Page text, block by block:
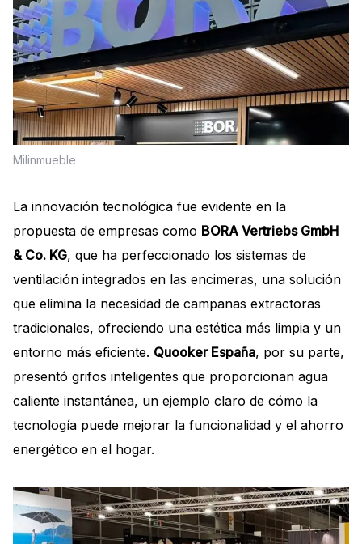
Milinmueble
La innovación tecnológica fue evidente en la
propuesta de empresas como BORA Vertriebs GmbH
& Co. KG, que ha perfeccionado los sistemas de
ventilación integrados en las encimeras, una solución
que elimina la necesidad de campanas extractoras
tradicionales, ofreciendo una estética más limpia y un
entorno más eficiente. Quooker España, por su parte,
presentó grifos inteligentes que proporcionan agua
caliente instantánea, un ejemplo claro de cómo la
tecnología puede mejorar la funcionalidad y el ahorro
energético en el hogar.